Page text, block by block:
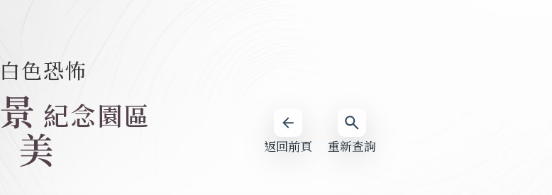
重新查詢
返回前頁
白色恐怖
景
美
紀念園區